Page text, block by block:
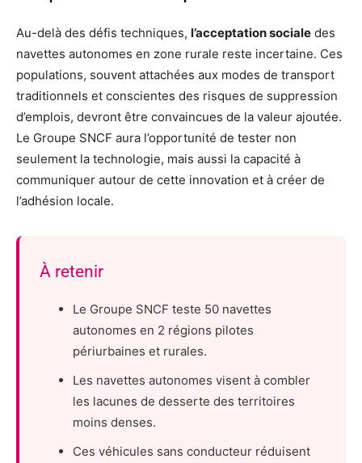
Au-delà des défis techniques, l’acceptation sociale des
navettes autonomes en zone rurale reste incertaine. Ces
populations, souvent attachées aux modes de transport
traditionnels et conscientes des risques de suppression
d’emplois, devront être convaincues de la valeur ajoutée.
Le Groupe SNCF aura l’opportunité de tester non
seulement la technologie, mais aussi la capacité à
communiquer autour de cette innovation et à créer de
l’adhésion locale.
À retenir
Le Groupe SNCF teste 50 navettes
autonomes en 2 régions pilotes
périurbaines et rurales.
Les navettes autonomes visent à combler
les lacunes de desserte des territoires
moins denses.
Ces véhicules sans conducteur réduisent